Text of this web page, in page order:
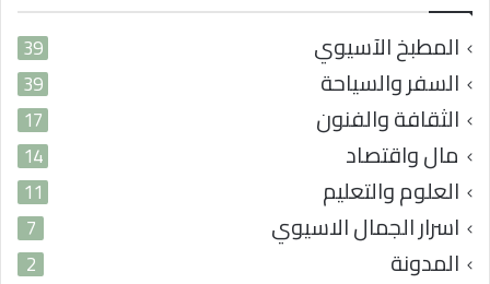
المطبخ الآسيوي 39
السفر والسياحة 39
الثقافة والفنون 17
مال واقتصاد 14
العلوم والتعليم 11
اسرار الجمال الاسيوي 7
المدونة 2